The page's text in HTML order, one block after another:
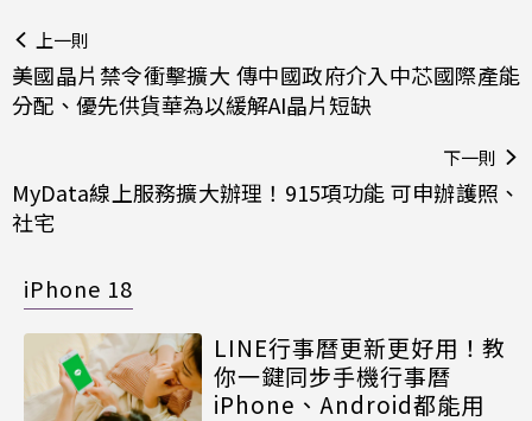
上一則
美國晶片禁令衝擊擴大 傳中國政府介入中芯國際產能
分配、優先供貨華為以緩解AI晶片短缺
下一則
MyData線上服務擴大辦理！915項功能 可申辦護照、
社宅
iPhone 18
LINE行事曆更新更好用！教
你一鍵同步手機行事曆
iPhone、Android都能用